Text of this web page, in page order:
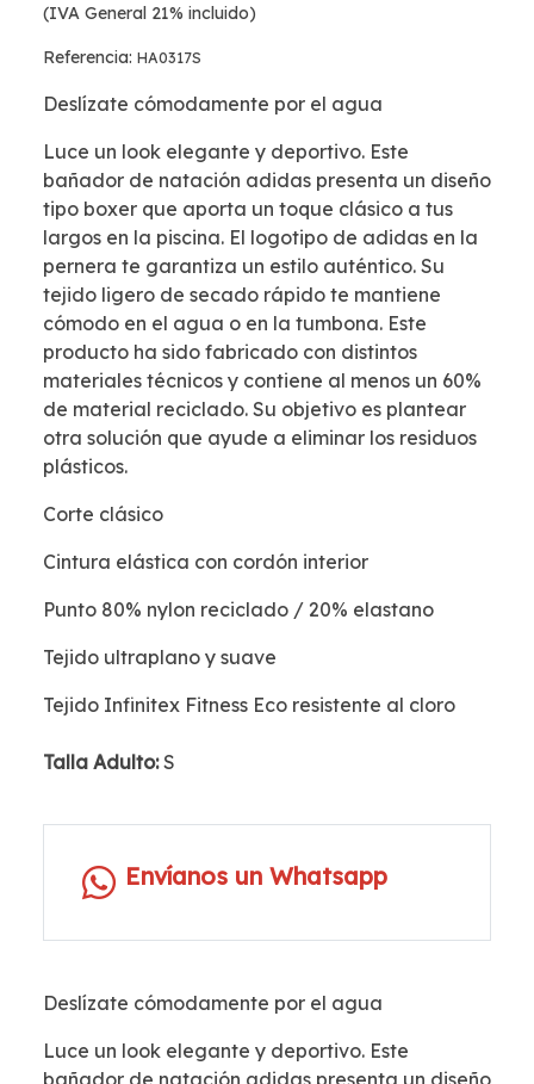
(IVA General 21% incluido)
Referencia: HA0317S
Deslízate cómodamente por el agua
Luce un look elegante y deportivo. Este
bañador de natación adidas presenta un diseño
tipo boxer que aporta un toque clásico a tus
largos en la piscina. El logotipo de adidas en la
pernera te garantiza un estilo auténtico. Su
tejido ligero de secado rápido te mantiene
cómodo en el agua o en la tumbona. Este
producto ha sido fabricado con distintos
materiales técnicos y contiene al menos un 60%
de material reciclado. Su objetivo es plantear
otra solución que ayude a eliminar los residuos
plásticos.
Corte clásico
Cintura elástica con cordón interior
Punto 80% nylon reciclado / 20% elastano
Tejido ultraplano y suave
Tejido Infinitex Fitness Eco resistente al cloro
Talla Adulto: S
Envíanos un Whatsapp
Deslízate cómodamente por el agua
Luce un look elegante y deportivo. Este
bañador de natación adidas presenta un diseño